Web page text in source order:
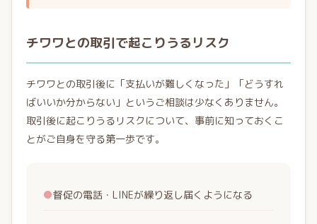
チワワとの取引で起こりうるリスク
チワワとの取引後に「支払いが難しくなった」「どうすれ
ばいいか分からない」というご相談は少なくありません。
取引後に起こりうるリスクについて、事前に知っておくこ
とがご自身を守る第一歩です。
●督促の電話・LINEが繰り返し届くようになる